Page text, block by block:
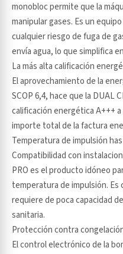
monobloc permite que la
manipular gases. Es un
cualquier riesgo de fuga de
envía agua, lo que simplifica
La más alta calificación
El aprovechamiento de la
SCOP 6,4, hace que la DUAL
calificación energética A+++ a
importe total de la factura
Temperatura de impulsión
Compatibilidad con
PRO es el producto idóneo
temperatura de impulsión.
requiere de poca capacidad
sanitaria.
Protección contra
El control electrónico de la